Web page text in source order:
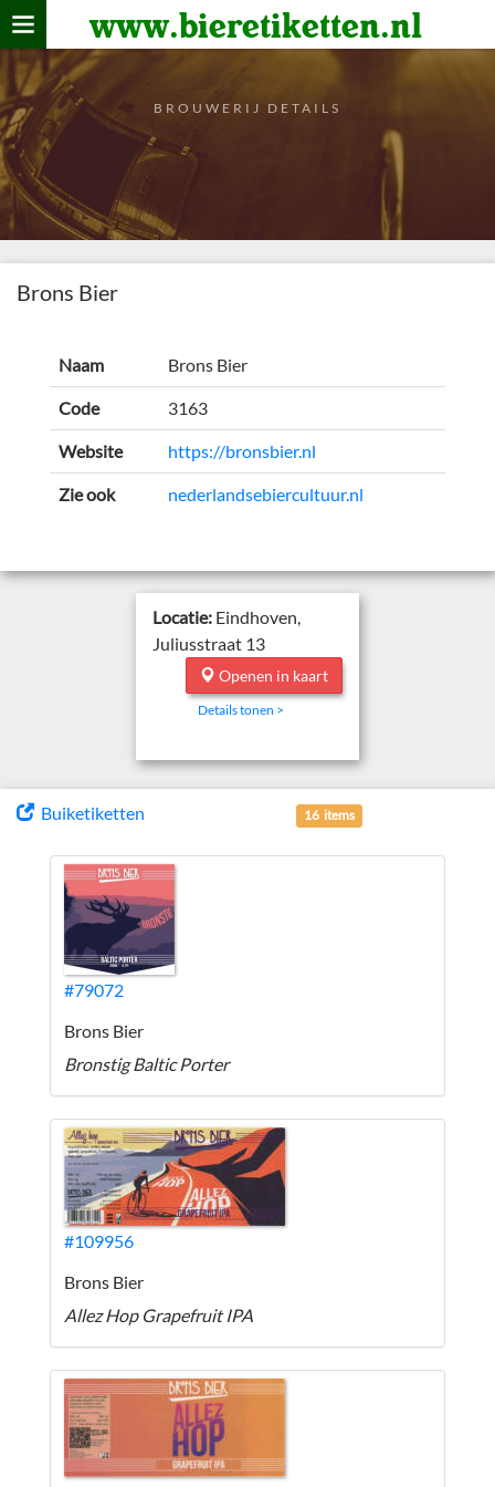
www.bieretiketten.nl
Home
verzamelen
De bierkaart
Bezoekers
BROUWERIJ DETAILS
Brons Bier
Naam Brons Bier
Code 3163
Website https://bronsbier.nl
Zie ook nederlandsebiercultuur.nl
Locatie: Eindhoven,
Juliusstraat 13
Openen in kaart
Details tonen >
Buiketiketten 16 items
#79072
Brons Bier
Bronstig Baltic Porter
#109956
Brons Bier
Allez Hop Grapefruit IPA